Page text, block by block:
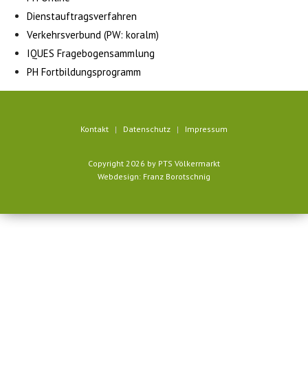
Dienstauftragsverfahren
Verkehrsverbund (PW: koralm)
IQUES Fragebogensammlung
PH Fortbildungsprogramm
Kontakt Datenschutz Impressum
Copyright 2026 by PTS Völkermarkt
Webdesign: Franz Borotschnig